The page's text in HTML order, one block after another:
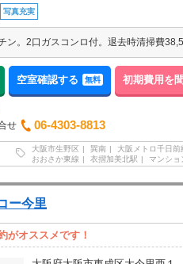
写真充実
ン。2口ガスコンロ付。退去時清掃費
空室確認する 無料 初期費用を
せ
06-4303-8813
大阪市生野区 巽南 大阪メトロ千日前
おおさか東線
衣摺加美北駅 マンショ
ー今里
がオススメです！